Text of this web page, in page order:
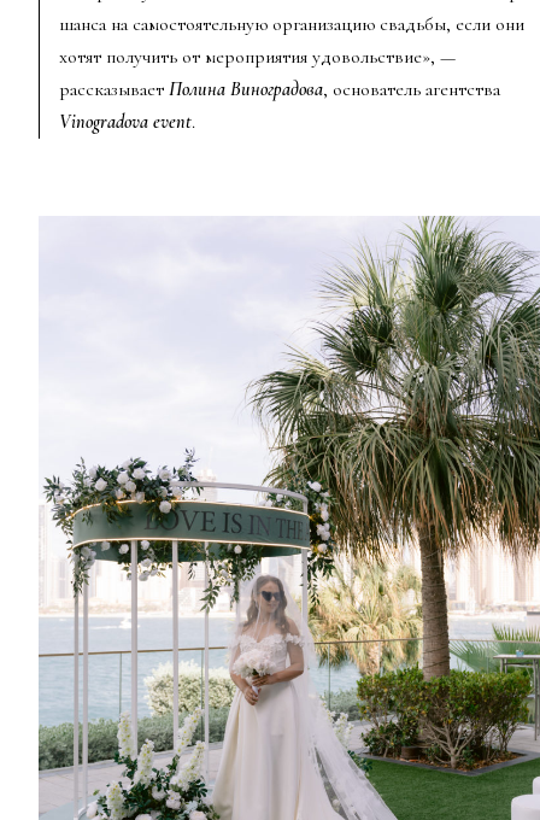
шанса на самостоятельную организацию свадьбы, если они
хотят получить от мероприятия удовольствие», —
рассказывает Полина Виноградова, основатель агентства
Vinogradova event.